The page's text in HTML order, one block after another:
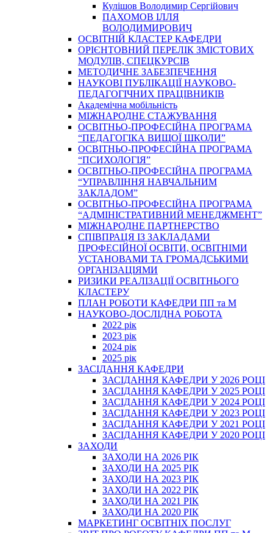
Кулішов Володимир Сергійович
ПАХОМОВ ІЛЛЯ
ВОЛОДИМИРОВИЧ
ОСВІТНІЙ КЛАСТЕР КАФЕДРИ
ОРІЄНТОВНИЙ ПЕРЕЛІК ЗМІСТОВИХ
МОДУЛІВ, СПЕЦКУРСІВ
МЕТОДИЧНЕ ЗАБЕЗПЕЧЕННЯ
НАУКОВІ ПУБЛІКАЦІЇ НАУКОВО-
ПЕДАГОГІЧНИХ ПРАЦІВНИКІВ
Академічна мобільність
МІЖНАРОДНЕ СТАЖУВАННЯ
ОСВІТНЬО-ПРОФЕСІЙНА ПРОГРАМА
“ПЕДАГОГІКА ВИЩОЇ ШКОЛИ”
ОСВІТНЬО-ПРОФЕСІЙНА ПРОГРАМА
“ПСИХОЛОГІЯ”
ОСВІТНЬО-ПРОФЕСІЙНА ПРОГРАМА
“УПРАВЛІННЯ НАВЧАЛЬНИМ
ЗАКЛАДОМ”
ОСВІТНЬО-ПРОФЕСІЙНА ПРОГРАМА
“АДМІНІСТРАТИВНИЙ МЕНЕДЖМЕНТ”
МІЖНАРОДНЕ ПАРТНЕРСТВО
СПІВПРАЦЯ ІЗ ЗАКЛАДАМИ
ПРОФЕСІЙНОЇ ОСВІТИ, ОСВІТНІМИ
УСТАНОВАМИ ТА ГРОМАДСЬКИМИ
ОРГАНІЗАЦІЯМИ
РИЗИКИ РЕАЛІЗАЦІЇ ОСВІТНЬОГО
КЛАСТЕРУ
ПЛАН РОБОТИ КАФЕДРИ ПП та М
НАУКОВО-ДОСЛІДНА РОБОТА
2022 рік
2023 рік
2024 рік
2025 рік
ЗАСІДАННЯ КАФЕДРИ
ЗАСІДАННЯ КАФЕДРИ У 2026 РОЦІ
ЗАСІДАННЯ КАФЕДРИ У 2025 РОЦІ
ЗАСІДАННЯ КАФЕДРИ У 2024 РОЦІ
ЗАСІДАННЯ КАФЕДРИ У 2023 РОЦІ
ЗАСІДАННЯ КАФЕДРИ У 2021 РОЦІ
ЗАСІДАННЯ КАФЕДРИ У 2020 РОЦІ
ЗАХОДИ
ЗАХОДИ НА 2026 РІК
ЗАХОДИ НА 2025 РІК
ЗАХОДИ НА 2023 РІК
ЗАХОДИ НА 2022 РІК
ЗАХОДИ НА 2021 РІК
ЗАХОДИ НА 2020 РІК
МАРКЕТИНГ ОСВІТНІХ ПОСЛУГ